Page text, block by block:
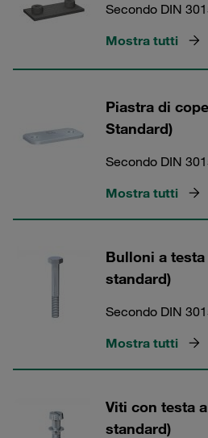
Secondo DIN
Mostra tutti
Piastra di
Standard)
Secondo DIN
Mostra tutti
Bulloni a
standard)
Secondo DIN
Mostra tutti
Viti con testa
standard)